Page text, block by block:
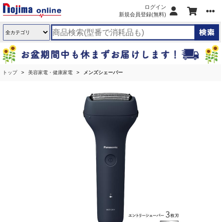
ログイン
新規会員登録(無料)
トップ 美容家電・健康家電 メンズシェーバー